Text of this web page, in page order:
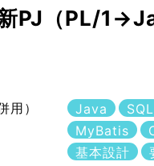
新PJ（PL/
用） Java SQL
MyBatis
基本設計